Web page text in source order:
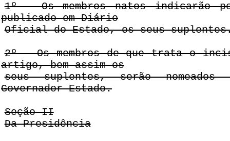
1º - Os membros natos indicarão
publicado em Diário
Oficial do Estado, os seus
2º - Os membros de que trata o
artigo, bem assim os
seus suplentes, serão
Governador Estado.
Seção II
Da Presidência